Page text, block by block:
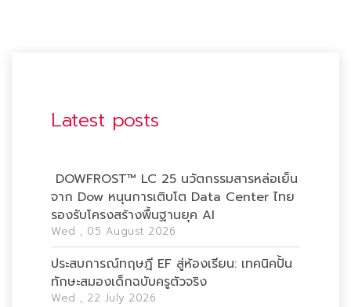
Latest posts
DOWFROST™ LC 25 นวัตกรรมสารหล่อเย็น
จาก Dow หนุนการเติบโต Data Center ไทย
รองรับโครงสร้างพื้นฐานยุค AI
Wed , 05 August 2026
ประสบการณ์ทฤษฎี EF สู่ห้องเรียน: เทคนิคปั้น
ทักษะสมองเด็กฉบับครูตัวจริง
Wed , 22 July 2026